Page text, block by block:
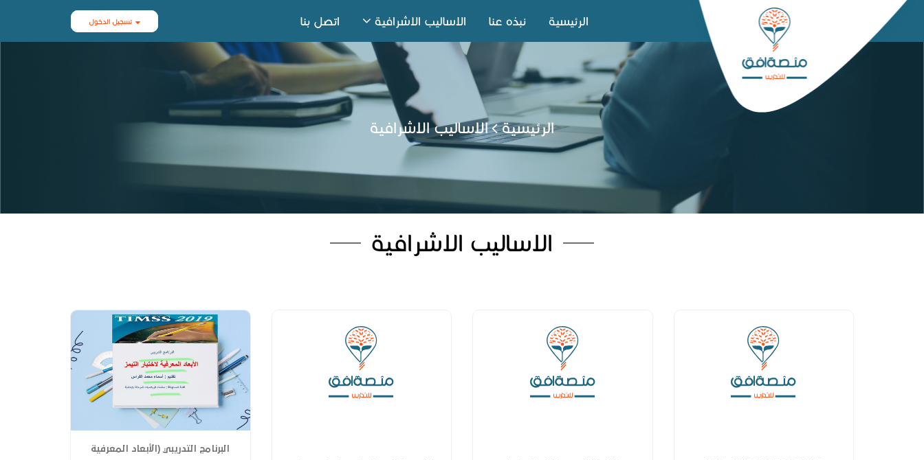
الرئيسية نبذه عنا الاساليب الاشرافية اتصل بنا تسجيل الدخول
الرئيسية الاساليب الاشرافية
الاساليب الاشرافية
البرنامج التدريبي (الأبعاد المعرفية